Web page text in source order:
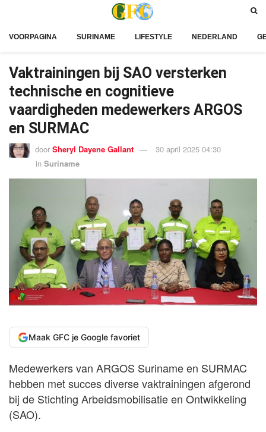
VOORPAGINA SURINAME LIFESTYLE NEDERLAND
Vaktrainingen bij SAO versterken
technische en cognitieve
vaardigheden medewerkers ARGOS
en SURMAC
door Sheryl Dayene Gallant
30 april 2025 04:30
in Suriname
Maak GFC je Google favoriet
Medewerkers van ARGOS Suriname en SURMAC
hebben met succes diverse vaktrainingen afgerond
bij de Stichting Arbeidsmobilisatie en Ontwikkeling
(SAO).